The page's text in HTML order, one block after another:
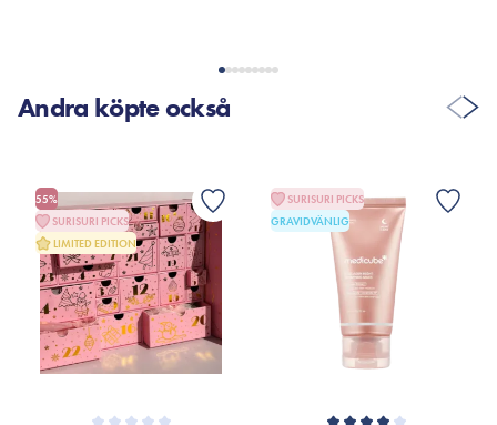
Andra köpte också
55%
SURISURI PICKS
LIMITED EDITION
SURISURI PICKS
GRAVIDVÄNLIG